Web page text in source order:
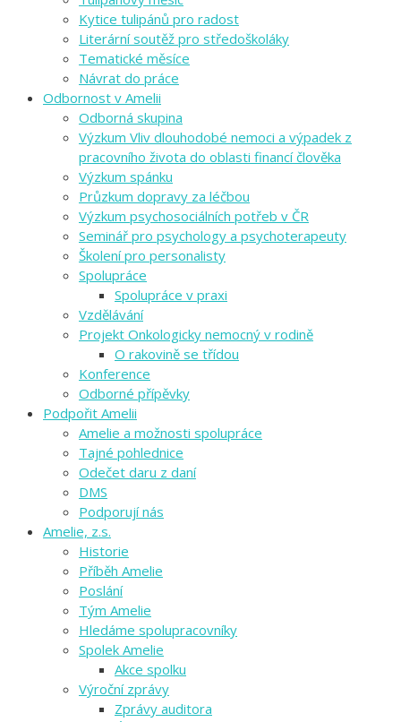
Kytice tulipánů pro radost
Literární soutěž pro středoškoláky
Tematické měsíce
Návrat do práce
Odbornost v Amelii
Odborná skupina
Výzkum Vliv dlouhodobé nemoci a výpadek z
pracovního života do oblasti financí člověka
Výzkum spánku
Průzkum dopravy za léčbou
Výzkum psychosociálních potřeb v ČR
Seminář pro psychology a psychoterapeuty
Školení pro personalisty
Spolupráce
Spolupráce v praxi
Vzdělávání
Projekt Onkologicky nemocný v rodině
O rakovině se třídou
Konference
Odborné přípěvky
Podpořit Amelii
Amelie a možnosti spolupráce
Tajné pohlednice
Odečet daru z daní
DMS
Podporují nás
Amelie, z.s.
Historie
Příběh Amelie
Poslání
Tým Amelie
Hledáme spolupracovníky
Spolek Amelie
Akce spolku
Výroční zprávy
Zprávy auditora